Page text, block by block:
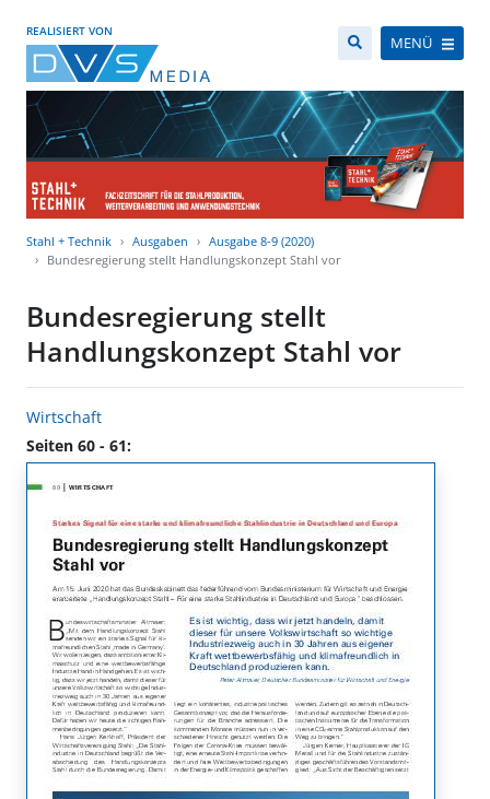
REALISIERT VON
MENÜ
Stahl + Technik Ausgaben
Ausgabe 8-9 (2020)
Bundesregierung stellt Handlungskonzept Stahl vor
Bundesregierung stellt
Handlungskonzept Stahl vor
Wirtschaft
Seiten 60 - 61: